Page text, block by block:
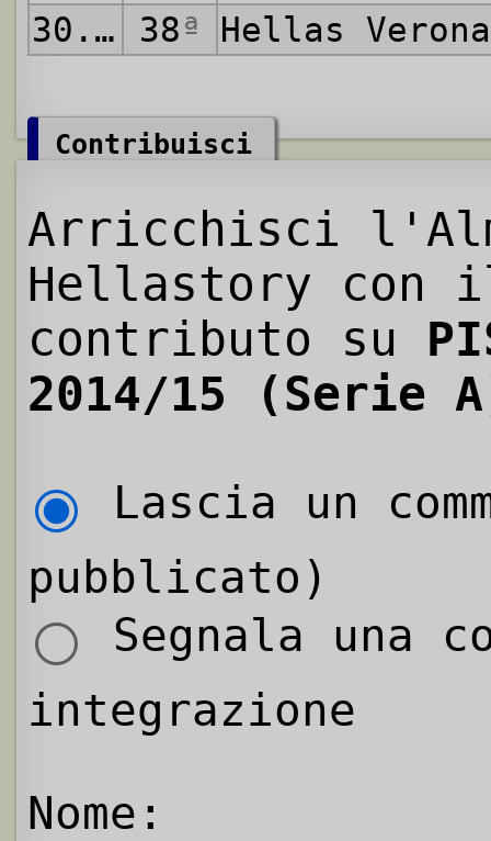
30.05.2015
38ª Hellas
Contribuisci
Arricchisci
Hellastory con
contributo su
2014/15 (Serie
Lascia un
pubblicato)
Segnala una
integrazione
Nome: